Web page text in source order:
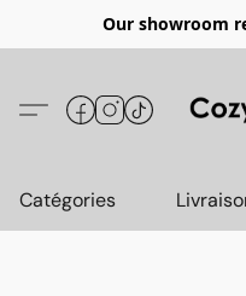
Our showroom
Catégories